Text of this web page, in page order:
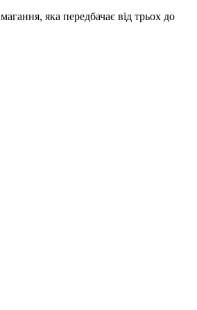
яка передбачає від трьох до